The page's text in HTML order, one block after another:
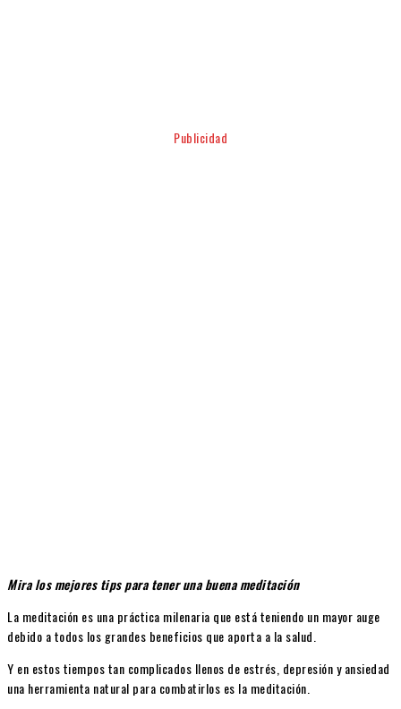
Publicidad
Mira los mejores tips para tener una buena meditación
La meditación es una práctica milenaria que está teniendo un mayor auge
debido a todos los grandes beneficios que aporta a la salud.
Y en estos tiempos tan complicados llenos de estrés, depresión y ansiedad
una herramienta natural para combatirlos es la meditación.